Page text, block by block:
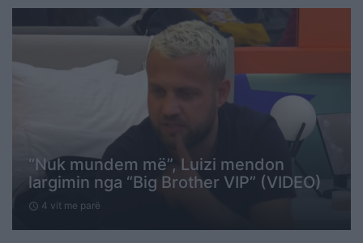
“Nuk mundem më”, Luizi mendon
largimin nga “Big Brother VIP” (VIDEO)
schedule 4 vit me parë